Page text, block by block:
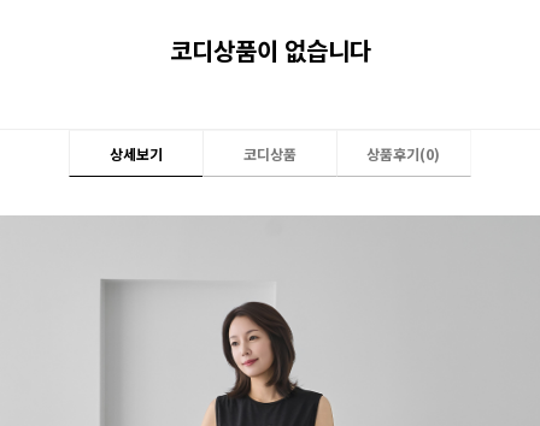
코디상품이 없습니다
상세보기 코디상품 상품후기(0)